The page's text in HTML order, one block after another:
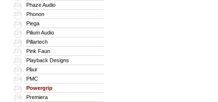
226 Phaze Audio
227 Phonon
228 Piega
229 Pilium Audio
230 Pillartech
231 Pink Faun
232 Playback Designs
233 Plixir
234 PMC
235 Powergrip
236 Premiera